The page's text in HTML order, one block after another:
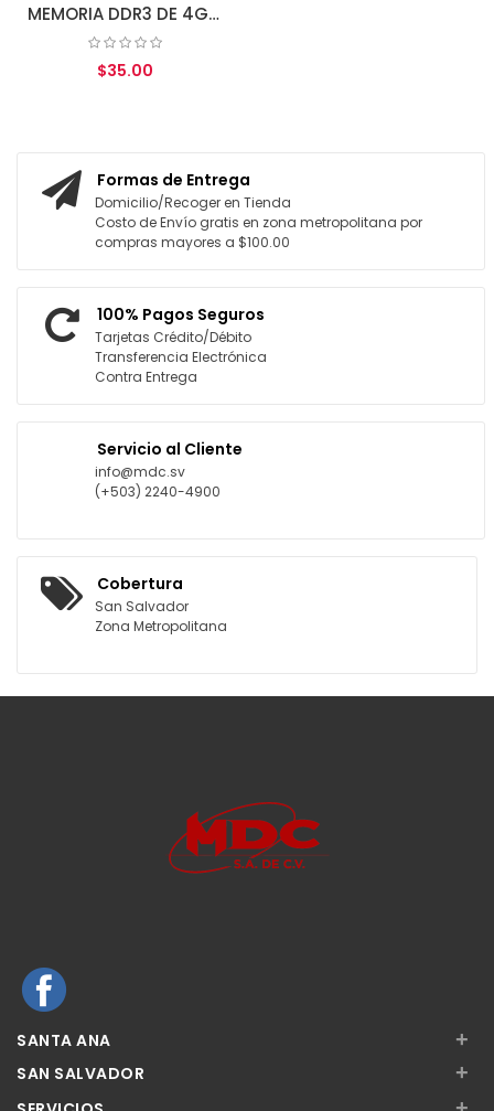
MEMORIA DDR3 DE 4GB 1600MHZ PC3-12800 CL11 (GM16N11/4) 240-PIN GOLDEN MEMORY
Formas de Entrega
Domicilio/Recoger en Tienda
Costo de Envío gratis en zona metropolitana por
compras mayores a $100.00
100% Pagos Seguros
Tarjetas Crédito/Débito
Transferencia Electrónica
Contra Entrega
Servicio al Cliente
info@mdc.sv
(+503) 2240-4900
Cobertura
San Salvador
Zona Metropolitana
SANTA ANA +
SAN SALVADOR +